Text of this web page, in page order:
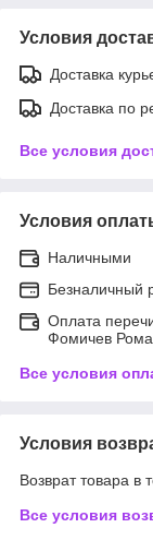
Условия
Доставка
Доставка по
Все условия
Условия
Наличными
Безналичный
Оплата
Фомичев
Все условия
Условия
Возврат товара в
Все условия